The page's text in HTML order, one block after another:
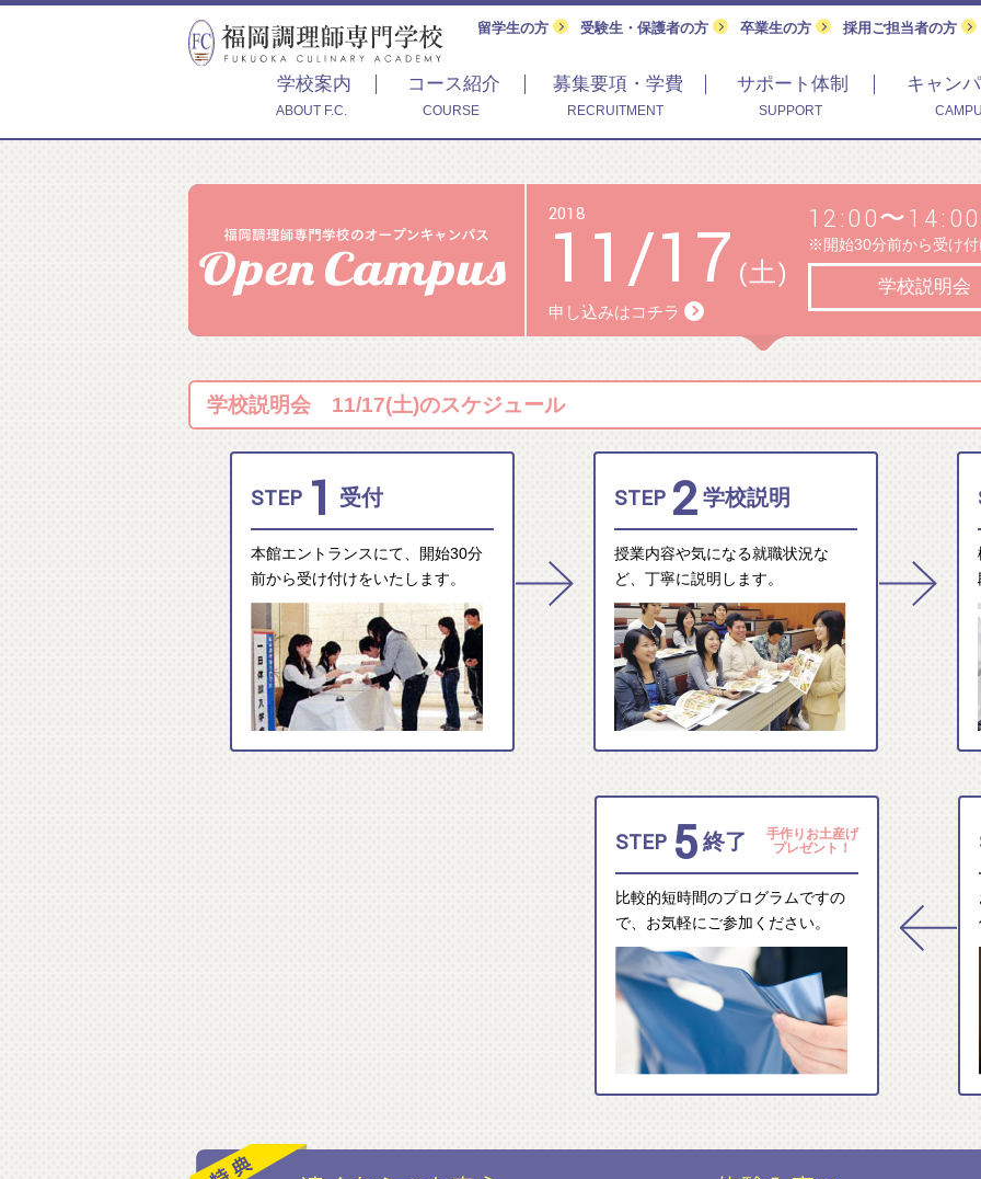
留学生の方 受験生・保護者の方 卒業生の方 採用ご担当者の方
学校案内
ABOUT F.C.
コース紹介
COURSE
募集要項・学費
RECRUITMENT
サポート体制
SUPPORT
キャン
2018
11/17 (土)
申し込みはコチラ
12:00〜14:00
※開始30分前から受け
学校説明会
学校説明会 11/17(土)のスケジュール
STEP 1 受付
本館エントランスにて、開始30分
前から受け付けをいたします。
STEP 2 学校説明
授業内容や気になる就職状況な
ど、丁寧に説明します。
STEP 5 終了
手作りお土産げ
プレゼント！
比較的短時間のプログラムですの
で、お気軽にご参加ください。